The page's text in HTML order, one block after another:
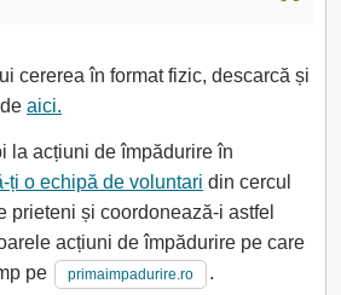
cererea în format fizic, descarcă și
aici.
la acțiuni de împădurire în
ți o echipă de voluntari din cercul
prieteni și coordonează-i astfel
acțiuni de împădurire pe care
pe
primaimpadurire.ro .